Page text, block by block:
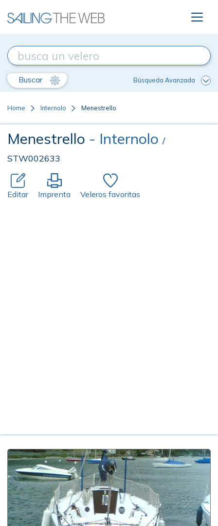
Buscar Búsqueda Avanzada
Home Internolo Menestrello
Menestrello - Internolo /
STW002633
Editar Imprenta Veleros favoritas